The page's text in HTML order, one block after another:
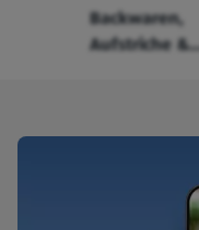
Backwaren,
Aufstriche &